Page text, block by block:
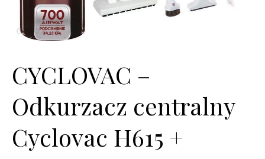
CYCLOVAC –
Odkurzacz centralny
Cyclovac H615 +